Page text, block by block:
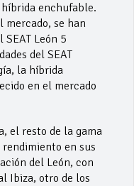
híbrida enchufable.
mercado, se han
León 5
del SEAT
la híbrida
en el mercado
el resto de la gama
en sus
del León, con
Ibiza, otro de los